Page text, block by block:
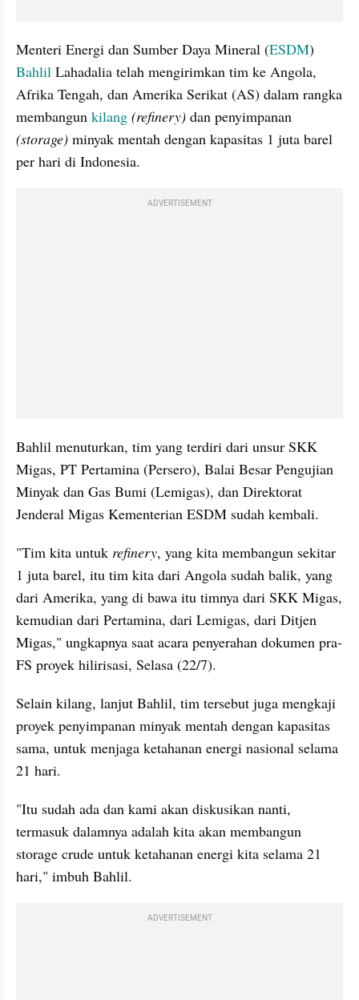
Menteri Energi dan Sumber Daya Mineral (ESDM
Bahlil Lahadalia telah mengirimkan tim ke Angola,
Afrika Tengah, dan Amerika Serikat (AS) dalam rangka
membangun kilang (refinery)
(storage) minyak mentah dengan kapasitas 1 juta barel
per hari di Indonesia.
ADVERTISEMENT
Bahlil menuturkan, tim yang terdiri dari unsur SKK
Migas, PT Pertamina (Persero), Balai Besar Pengujian
Minyak dan Gas Bumi (Lemigas), dan Direktorat
Jenderal Migas Kementerian ESDM sudah kembali.
"Tim kita untuk refinery, yang kita membangun sekitar
1 juta barel, itu tim kita dari Angola sudah balik, yang
dari Amerika, yang di bawa itu timnya dari SKK Migas,
kemudian dari Pertamina, dari Lemigas, dari Ditjen
Migas," ungkapnya saat acara penyerahan dokumen pra-
FS proyek hilirisasi, Selasa (22/7).
Selain kilang, lanjut Bahlil, tim tersebut juga mengkaji
proyek penyimpanan minyak mentah dengan kapasitas
sama, untuk menjaga ketahanan energi nasional selama
21 hari.
"Itu sudah ada dan kami akan diskusikan nanti,
termasuk dalamnya adalah kita akan membangun
storage crude untuk ketahanan energi kita selama 21
hari," imbuh Bahlil.
ADVERTISEMENT